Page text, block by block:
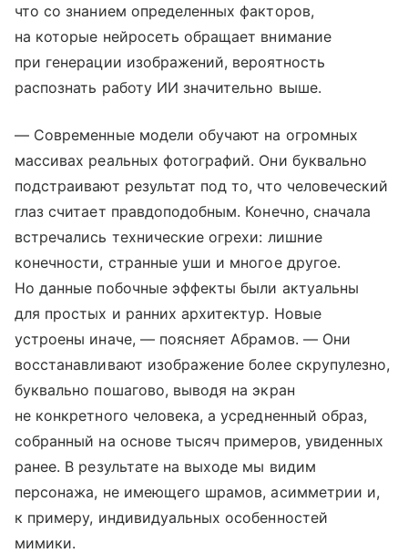
что со знанием определенных факторов,
на которые нейросеть обращает внимание
при генерации изображений, вероятность
распознать работу ИИ значительно выше.
— Современные модели обучают на огромных
массивах реальных фотографий. Они буквально
подстраивают результат под то, что человеческий
глаз считает правдоподобным. Конечно, сначала
встречались технические огрехи: лишние
конечности, странные уши и многое другое.
Но данные побочные эффекты были актуальны
для простых и ранних архитектур. Новые
устроены иначе, — поясняет Абрамов. — Они
восстанавливают изображение более скрупулезно,
буквально пошагово, выводя на экран
не конкретного человека, а усредненный образ,
собранный на основе тысяч примеров, увиденных
ранее. В результате на выходе мы видим
персонажа, не имеющего шрамов, асимметрии и,
к примеру, индивидуальных особенностей
мимики.